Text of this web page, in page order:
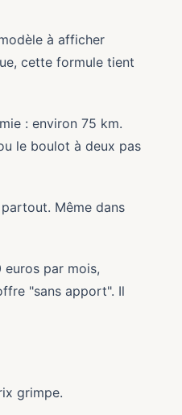
à afficher
cette formule tient
: environ 75 km.
le boulot à deux pas
Même dans
par mois,
"sans apport". Il
grimpe.